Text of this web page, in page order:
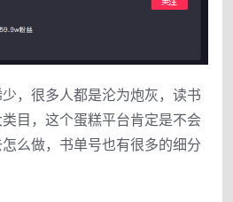
，很多人都是沦为炮灰，读书
目，这个蛋糕平台肯定是不会
么做，书单号也有很多的细分